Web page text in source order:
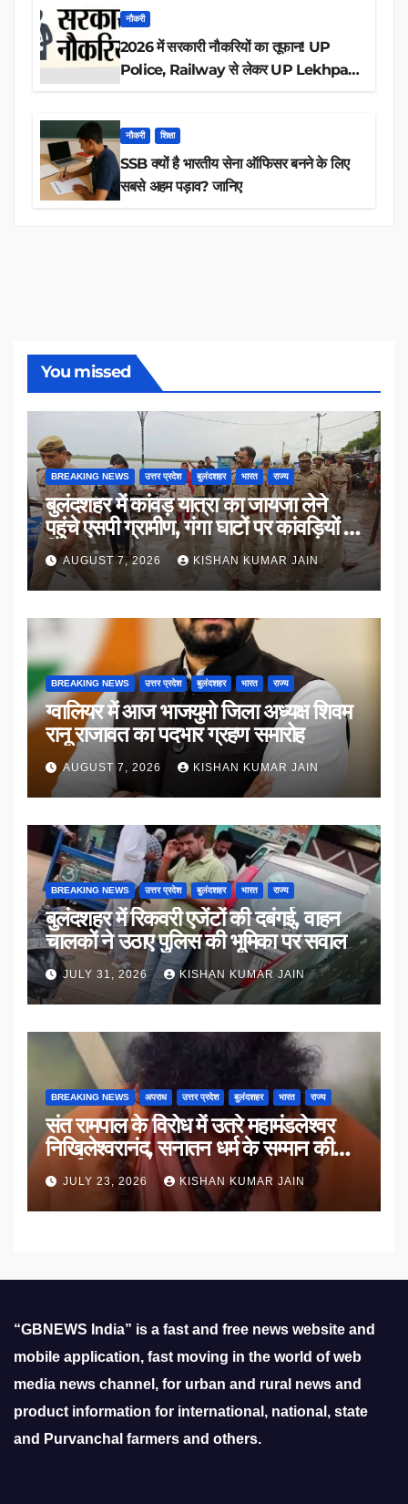
नौकरी
2026 में सरकारी नौकरियों का तूफान! UP
Police, Railway से लेकर UP Lekhpal
नौकरी शिक्षा
SSB क्यों है भारतीय सेना ऑफिसर बनने के लिए
सबसे अहम पड़ाव? जानिए
You missed
BREAKING NEWS उत्तर प्रदेश बुलंदशहर भारत राज्य
बुलंदशहर में कांवड़ यात्रा का जायजा लेने
पहुंचे एसपी ग्रामीण, गंगा घाटों पर कांवड़ियों से
किया संवाद
AUGUST 7, 2026 KISHAN KUMAR JAIN
BREAKING NEWS उत्तर प्रदेश बुलंदशहर भारत राज्य
ग्वालियर में आज भाजयुमो जिला अध्यक्ष शिवम
रानू राजावत का पदभार ग्रहण समारोह
AUGUST 7, 2026 KISHAN KUMAR JAIN
BREAKING NEWS उत्तर प्रदेश बुलंदशहर भारत राज्य
बुलंदशहर में रिकवरी एजेंटों की दबंगई, वाहन
चालकों ने उठाए पुलिस की भूमिका पर सवाल
JULY 31, 2026 KISHAN KUMAR JAIN
BREAKING NEWS अपराध उत्तर प्रदेश बुलंदशहर भारत राज्य
संत रामपाल के विरोध में उतरे महामंडलेश्वर
निखिलेश्वरानंद, सनातन धर्म के सम्मान की
उठाई मांग
JULY 23, 2026 KISHAN KUMAR JAIN
“GBNEWS India” is a fast and free news website and
mobile application, fast moving in the world of web
media news channel, for urban and rural news and
product information for international, national, state
and Purvanchal farmers and others.